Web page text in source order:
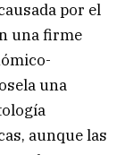
por el
una firme
una
aunque las